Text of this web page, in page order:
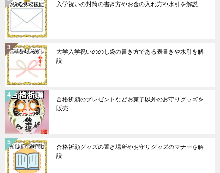
入学祝いの封筒の書き方やお金の入れ方や水引を解説
大学入学祝いののし袋の書き方である表書きや水引を解
説
合格祈願のプレゼントなどお菓子以外のお守りグッズを
販売
合格祈願グッズの置き場所やお守りグッズのマナーを解
説